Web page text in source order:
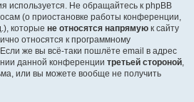
используется. Не обращайтесь к phpBB
(о приостановке работы конференции,
которые не относятся напрямую к сайту
относятся к программному
же вы всё-таки пошлёте email в адрес
данной конференции третьей стороной,
или вы можете вообще не получить